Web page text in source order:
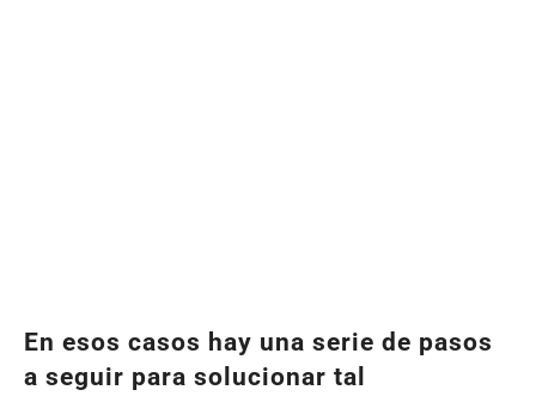
En esos casos hay una serie de pasos
a seguir para solucionar tal